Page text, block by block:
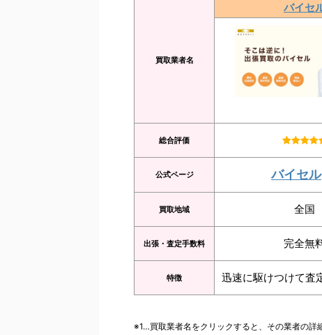
買取業者名
バイセ
総合評価
公式ページ バイセル
買取地域 全国
出張・査定手数料 完全無
特徴 迅速に駆けつけて査
※1…買取業者名をクリックすると、その業者の詳